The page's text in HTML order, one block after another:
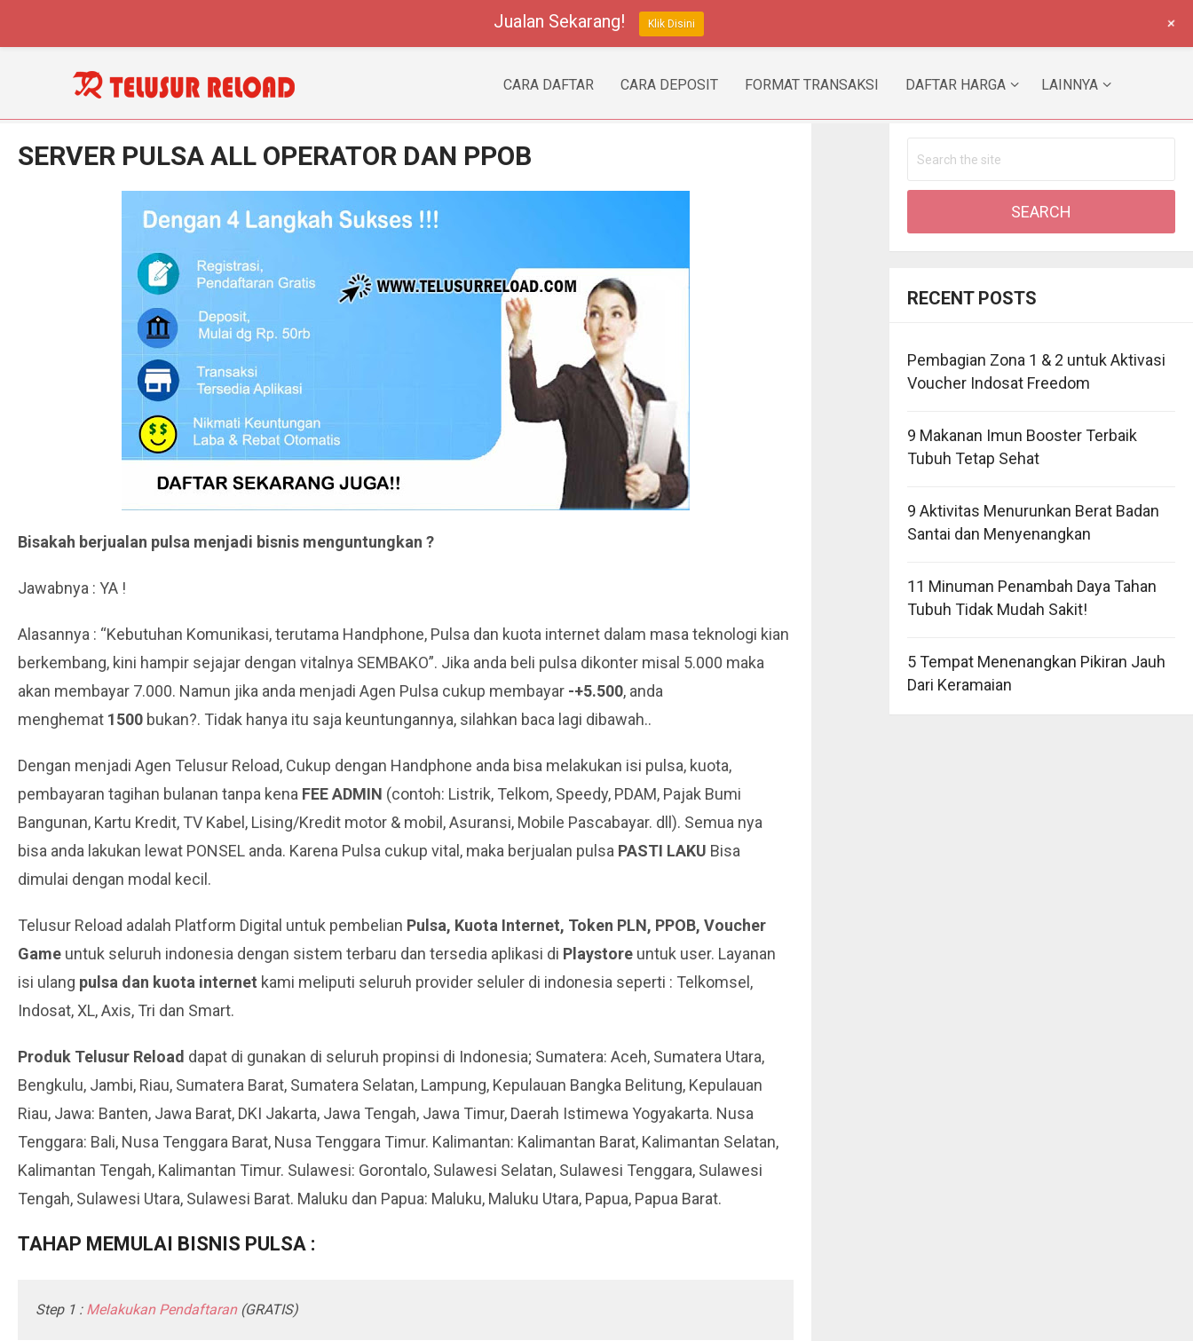
CARA DAFTAR CARA DEPOSIT FORMAT TRANSAKSI DAFTAR HARGA LAINNYA
SERVER PULSA ALL OPERATOR DAN PPOB
Bisakah berjualan pulsa menjadi bisnis menguntungkan ?
Jawabnya : YA !
Alasannya : “Kebutuhan Komunikasi, terutama Handphone, Pulsa dan kuota internet dalam masa teknologi kian
berkembang, kini hampir sejajar dengan vitalnya SEMBAKO”. Jika anda beli pulsa dikonter misal 5.000 maka
akan membayar 7.000. Namun jika anda menjadi Agen Pulsa cukup membayar -+5.500, anda
menghemat 1500 bukan?. Tidak hanya itu saja keuntungannya, silahkan baca lagi dibawah..
Dengan menjadi Agen Telusur Reload, Cukup dengan Handphone anda bisa melakukan isi pulsa, kuota,
pembayaran tagihan bulanan tanpa kena FEE ADMIN (contoh: Listrik, Telkom, Speedy, PDAM, Pajak Bumi
Bangunan, Kartu Kredit, TV Kabel, Lising/Kredit motor & mobil, Asuransi, Mobile Pascabayar. dll). Semua nya
bisa anda lakukan lewat PONSEL anda. Karena Pulsa cukup vital, maka berjualan pulsa PASTI LAKU Bisa
dimulai dengan modal kecil.
Telusur Reload adalah Platform Digital untuk pembelian Pulsa, Kuota Internet, Token PLN, PPOB, Voucher
Game untuk seluruh indonesia dengan sistem terbaru dan tersedia aplikasi di Playstore untuk user. Layanan
isi ulang pulsa dan kuota internet kami meliputi seluruh provider seluler di indonesia seperti : Telkomsel,
Indosat, XL, Axis, Tri dan Smart.
Produk Telusur Reload dapat di gunakan di seluruh propinsi di Indonesia; Sumatera: Aceh, Sumatera Utara,
Bengkulu, Jambi, Riau, Sumatera Barat, Sumatera Selatan, Lampung, Kepulauan Bangka Belitung, Kepulauan
Riau, Jawa: Banten, Jawa Barat, DKI Jakarta, Jawa Tengah, Jawa Timur, Daerah Istimewa Yogyakarta. Nusa
Tenggara: Bali, Nusa Tenggara Barat, Nusa Tenggara Timur. Kalimantan: Kalimantan Barat, Kalimantan Selatan,
Kalimantan Tengah, Kalimantan Timur. Sulawesi: Gorontalo, Sulawesi Selatan, Sulawesi Tenggara, Sulawesi
Tengah, Sulawesi Utara, Sulawesi Barat. Maluku dan Papua: Maluku, Maluku Utara, Papua, Papua Barat.
TAHAP MEMULAI BISNIS PULSA :
Step 1 : Melakukan Pendaftaran(GRATIS)
RECENT POSTS
Pembagian Zona 1 & 2 untuk Aktivasi
Voucher Indosat Freedom
9 Makanan Imun Booster Terbaik
Tubuh Tetap Sehat
9 Aktivitas Menurunkan Berat Badan
Santai dan Menyenangkan
11 Minuman Penambah Daya Tahan
Tubuh Tidak Mudah Sakit!
5 Tempat Menenangkan Pikiran Jauh
Dari Keramaian
Jualan Sekarang! Klik Disini +